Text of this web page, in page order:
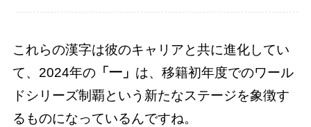
これらの漢字は彼のキャリアと共に進化してい
て、2024年の「一」 は、移籍初年度でのワール
ドシリーズ制覇という新たなステージを象徴す
るものになっているんですね。